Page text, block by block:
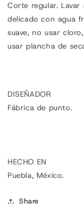
Corte regular.
delicado con agua
suave, no usar
usar plancha de
DISEÑADOR
Fábrica de punto.
HECHO EN
Puebla, México.
Share